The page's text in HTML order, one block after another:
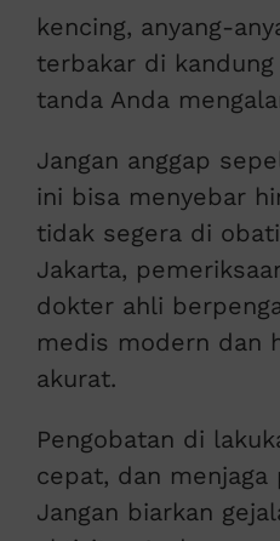
kencing, anyang-
terbakar di
tanda Anda
Jangan anggap
ini bisa menyebar
tidak segera di
Jakarta,
dokter ahli
medis modern dan
akurat.
Pengobatan di
cepat, dan menjaga
Jangan biarkan